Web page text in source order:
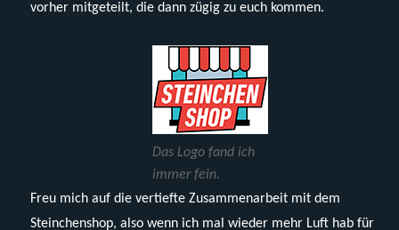
vorher mitgeteilt, die dann zügig zu euch kommen.
Das Logo fand ich
immer fein.
Freu mich auf die vertiefte Zusammenarbeit mit dem
Steinchenshop, also wenn ich mal wieder mehr Luft hab für